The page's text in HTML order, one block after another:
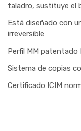
taladro, sustituye el
Está diseñado con
irreversible
Perfil MM patentado
Sistema de copias
Certificado ICIM